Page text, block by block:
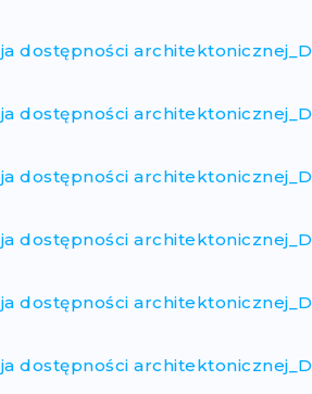
dostępności
dostępności
dostępności
dostępności
dostępności
dostępności